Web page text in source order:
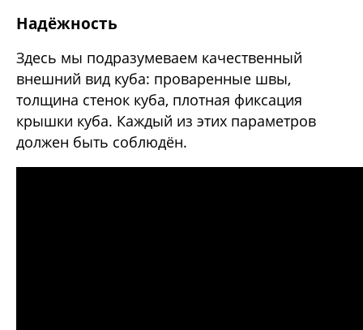
Надёжность
Здесь мы подразумеваем качественный
внешний вид куба: проваренные швы,
толщина стенок куба, плотная фиксация
крышки куба. Каждый из этих параметров
должен быть соблюдён.